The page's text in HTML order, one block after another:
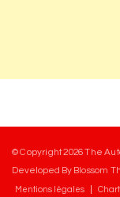
© Copyright 2026The
Developed By Blossom
Mentions légales